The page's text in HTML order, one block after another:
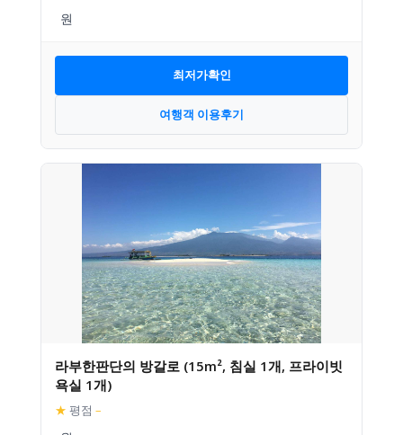
최저가확인
여행객 이용후기
라부한판단의 방갈로 (15m², 침실 1개, 프라이빗
욕실 1개)
★ 평점 –